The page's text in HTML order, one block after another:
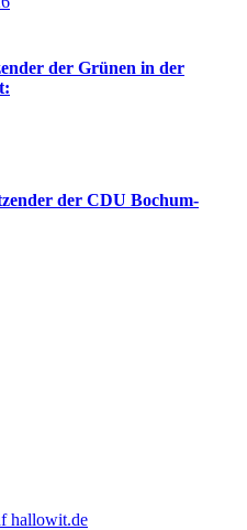
der Grünen in der
der CDU Bochum-
hallowit.de